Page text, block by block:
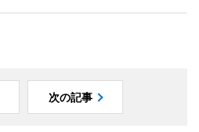
次の記事